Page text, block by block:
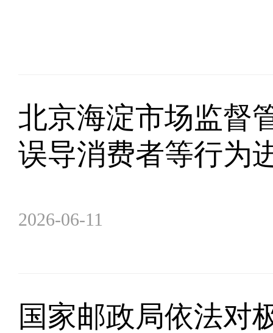
北京海淀市场监督
误导消费者等行为
2026-06-11
国家邮政局依法对